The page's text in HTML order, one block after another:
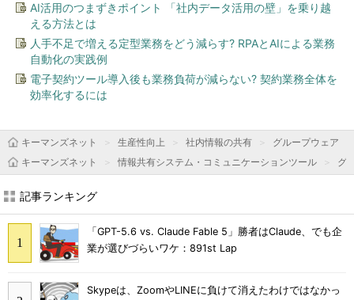
AI活用のつまずきポイント 「社内データ活用の壁」を乗り越
える方法とは
人手不足で増える定型業務をどう減らす? RPAとAIによる業務
自動化の実践例
電子契約ツール導入後も業務負荷が減らない? 契約業務全体を
効率化するには
キーマンズネット 生産性向上 社内情報の共有
グループウェア
キーマンズネット
情報共有システム・コミュニケーションツール グ
記事ランキング
「GPT-5.6 vs. Claude Fable 5」勝者はClaude、でも企
業が選びづらいワケ：891st Lap
Skypeは、ZoomやLINEに負けて消えたわけではなかっ